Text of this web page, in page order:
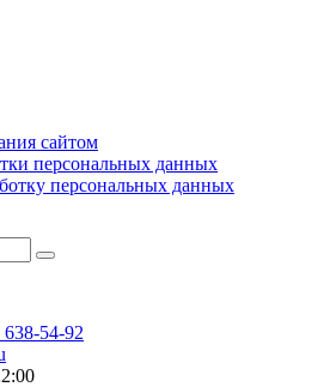
сайтом
персональных данных
персональных данных
54-92